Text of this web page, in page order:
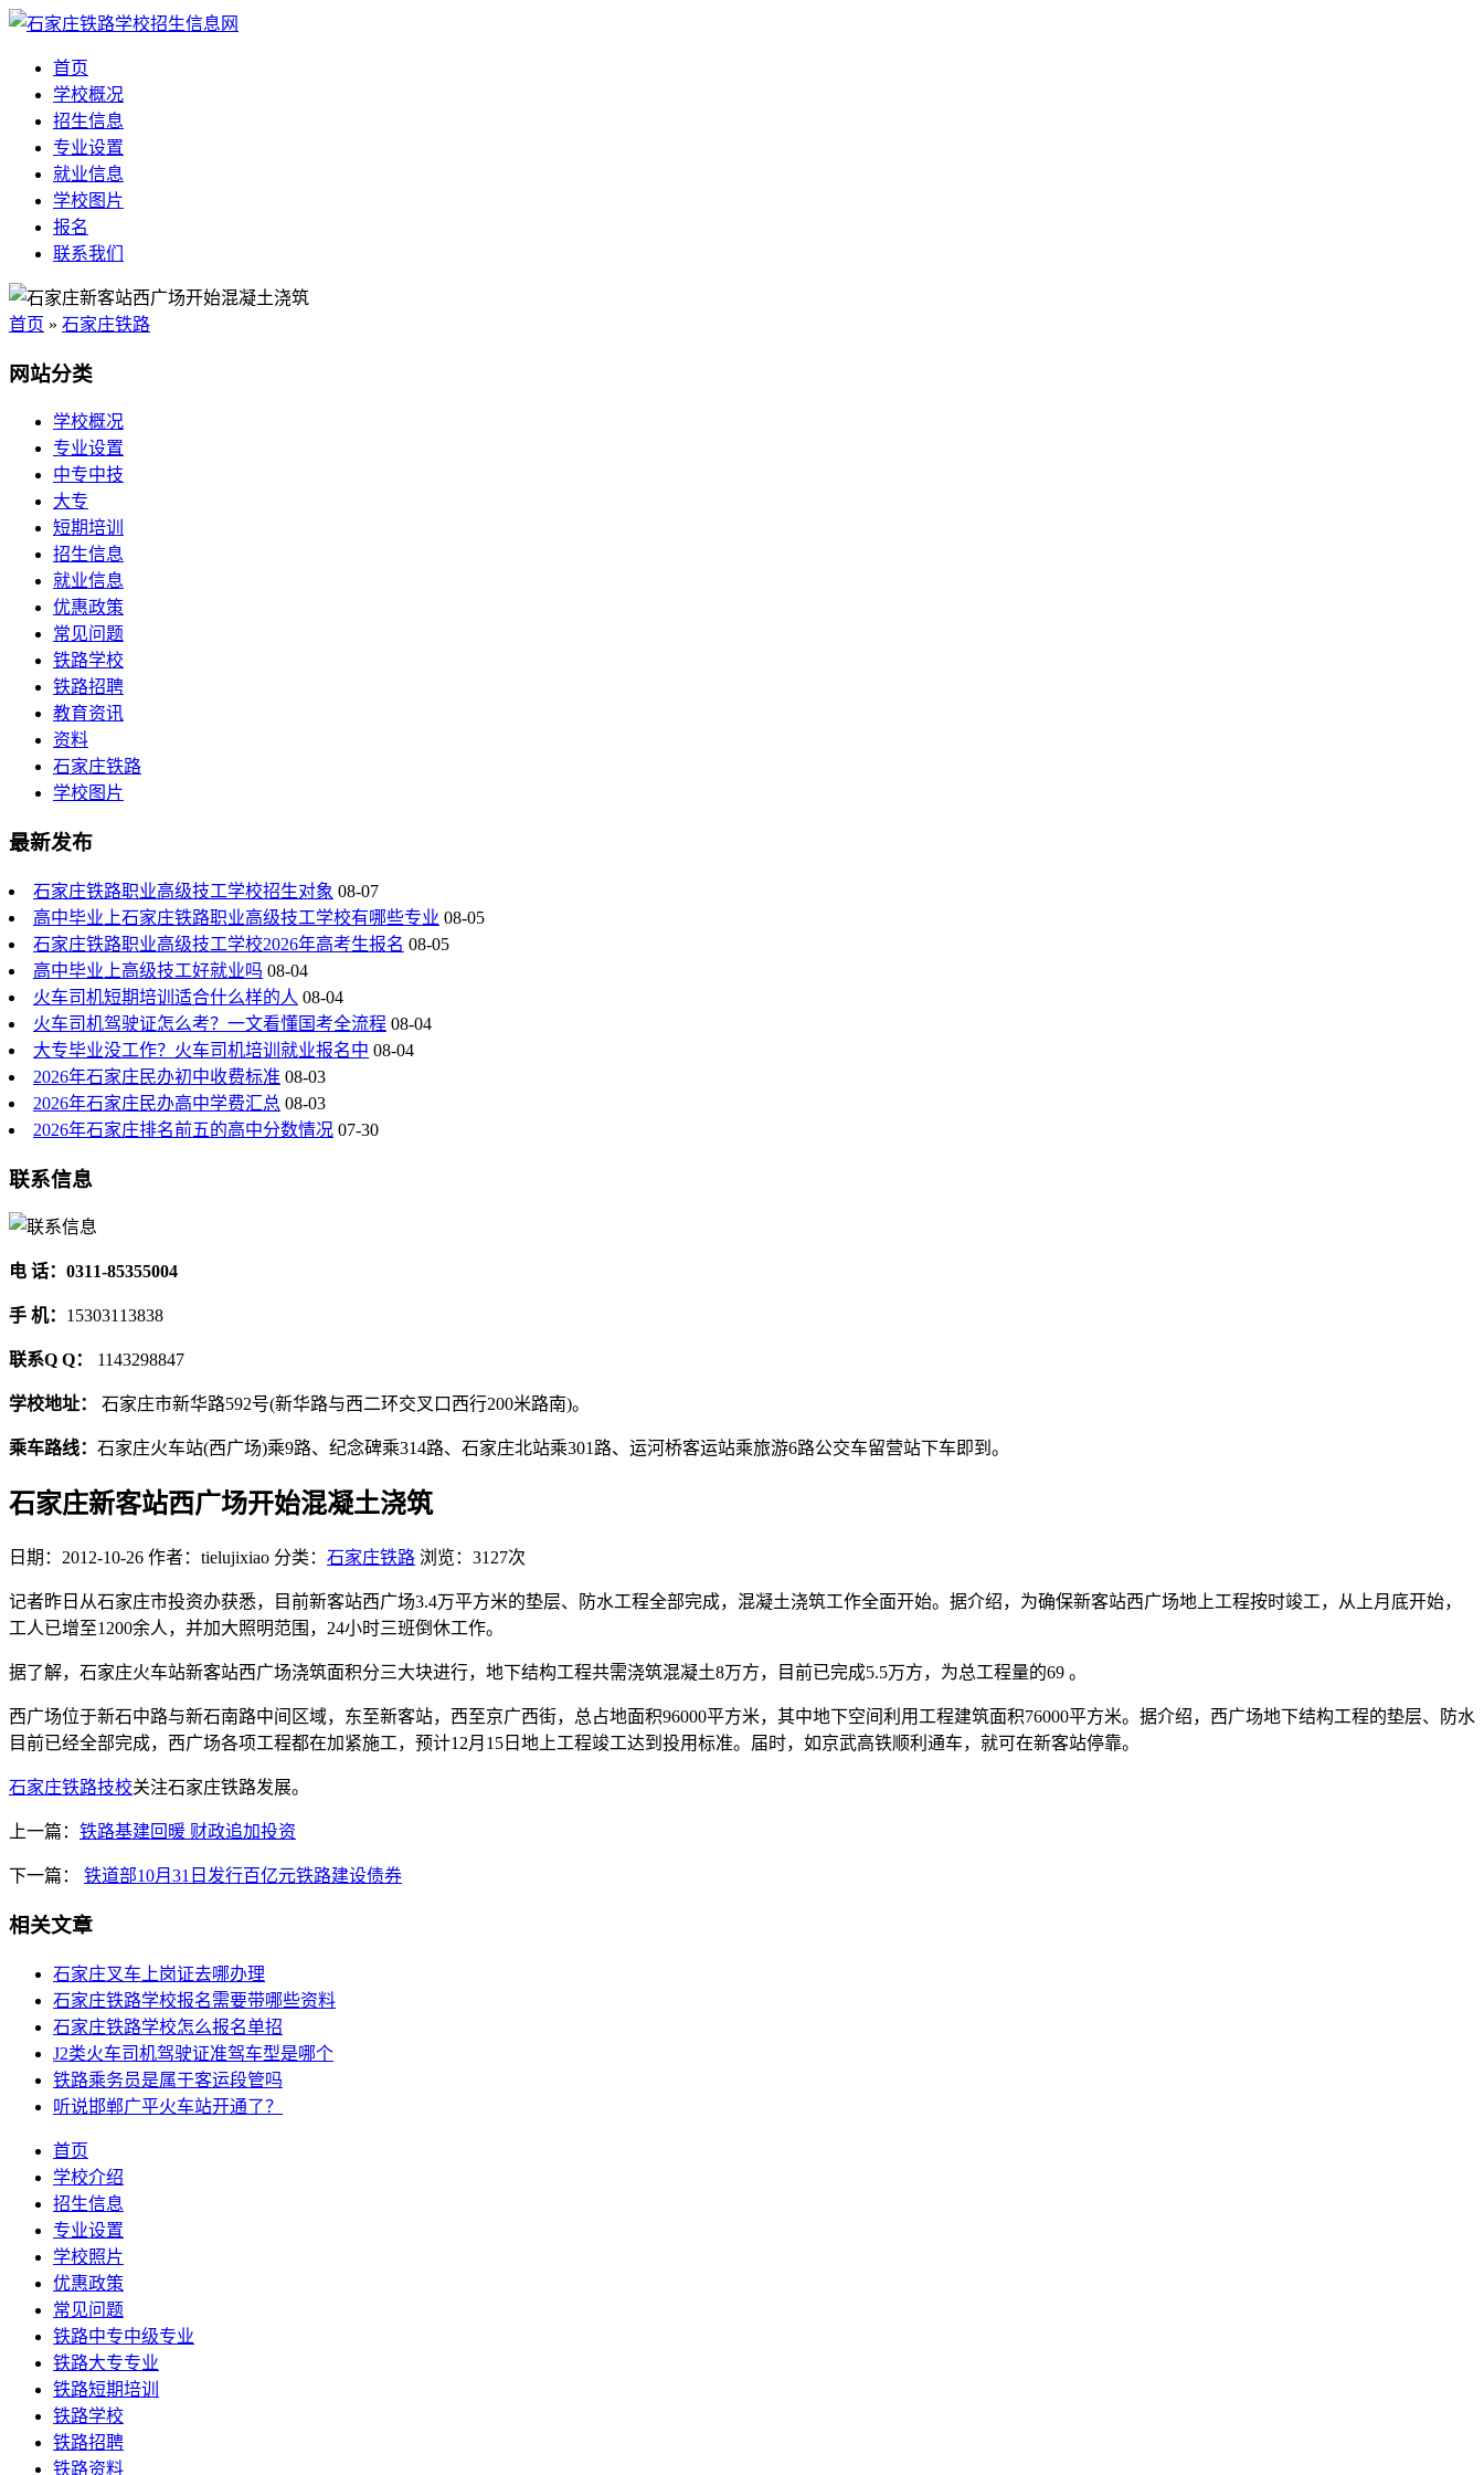
首页
学校概况
招生信息
专业设置
就业信息
学校图片
报名
联系我们
首页 » 石家庄铁路
网站分类
学校概况
专业设置
中专中技
大专
短期培训
招生信息
就业信息
优惠政策
常见问题
铁路学校
铁路招聘
教育资讯
资料
石家庄铁路
学校图片
最新发布
石家庄铁路职业高级技工学校招生对象 08-07
高中毕业上石家庄铁路职业高级技工学校有哪些专业 08-05
石家庄铁路职业高级技工学校2026年高考生报名 08-05
高中毕业上高级技工好就业吗 08-04
火车司机短期培训适合什么样的人 08-04
火车司机驾驶证怎么考？一文看懂国考全流程 08-04
大专毕业没工作？火车司机培训就业报名中 08-04
2026年石家庄民办初中收费标准 08-03
2026年石家庄民办高中学费汇总 08-03
2026年石家庄排名前五的高中分数情况 07-30
联系信息
电 话：0311-85355004
手 机： 15303113838
联系Q Q： 1143298847
学校地址： 石家庄市新华路592号(新华路与西二环交叉口西行200米路南)。
乘车路线： 石家庄火车站(西广场)乘9路、纪念碑乘314路、石家庄北站乘301路、运河桥客运站乘旅游6路公交车留营站下车即到。
石家庄新客站西广场开始混凝土浇筑
日期：2012-10-26 作者：tielujixiao 分类： 石家庄铁路 浏览：3127次
记者昨日从石家庄市投资办获悉，目前新客站西广场3.4万平方米的垫层、防水工程全部完成，混凝土浇筑工作全面开始。据介绍，为确保新客站西广场地上工程按时竣工，从上月底开始，
工人已增至1200余人，并加大照明范围，24小时三班倒休工作。
据了解，石家庄火车站新客站西广场浇筑面积分三大块进行，地下结构工程共需浇筑混凝土8万方，目前已完成5.5万方，为总工程量的69 。
西广场位于新石中路与新石南路中间区域，东至新客站，西至京广西街，总占地面积96000平方米，其中地下空间利用工程建筑面积76000平方米。据介绍，西广场地下结构工程的垫层、防水
目前已经全部完成，西广场各项工程都在加紧施工，预计12月15日地上工程竣工达到投用标准。届时，如京武高铁顺利通车，就可在新客站停靠。
石家庄铁路技校关注石家庄铁路发展。
上一篇： 铁路基建回暖 财政追加投资
下一篇： 铁道部10月31日发行百亿元铁路建设债券
相关文章
石家庄叉车上岗证去哪办理
石家庄铁路学校报名需要带哪些资料
石家庄铁路学校怎么报名单招
J2类火车司机驾驶证准驾车型是哪个
铁路乘务员是属于客运段管吗
听说邯郸广平火车站开通了？
首页
学校介绍
招生信息
专业设置
学校照片
优惠政策
常见问题
铁路中专中级专业
铁路大专专业
铁路短期培训
铁路学校
铁路招聘
铁路资料